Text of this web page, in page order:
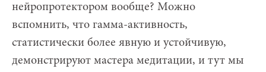
нейропротектором вообще? Можно
вспомнить, что гамма-активность,
статистически более явную и устойчивую,
демонстрируют мастера медитации, и тут мы